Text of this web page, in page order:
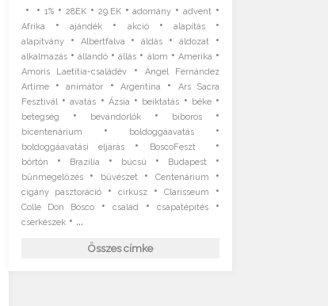
• •1% • 28EK • 29.EK•adomány •advent •
Afrika •ajándék • akció• alapítás•
alapítvány• Albertfalva •áldás •áldozat •
alkalmazás•állandó •állás • álom • Amerika •
Amoris Laetitia-családév•
Ángel Fernández
Artime•animátor •Argentína •
Ars Sacra
Fesztivál•avatás • Ázsia • beiktatás • béke•
betegség • bevándorlók• bíboros •
bicentenárium • boldoggáavatás•
boldoggáavatási eljárás • BoscoFeszt •
börtön • Brazília • búcsú • Budapest •
bűnmegelőzés• bűvészet• Centenárium •
cigány pasztoráció• cirkusz•Clarisseum •
Colle Don Bosco• család •csapatépítés •
cserkészek• ...
Összes címke